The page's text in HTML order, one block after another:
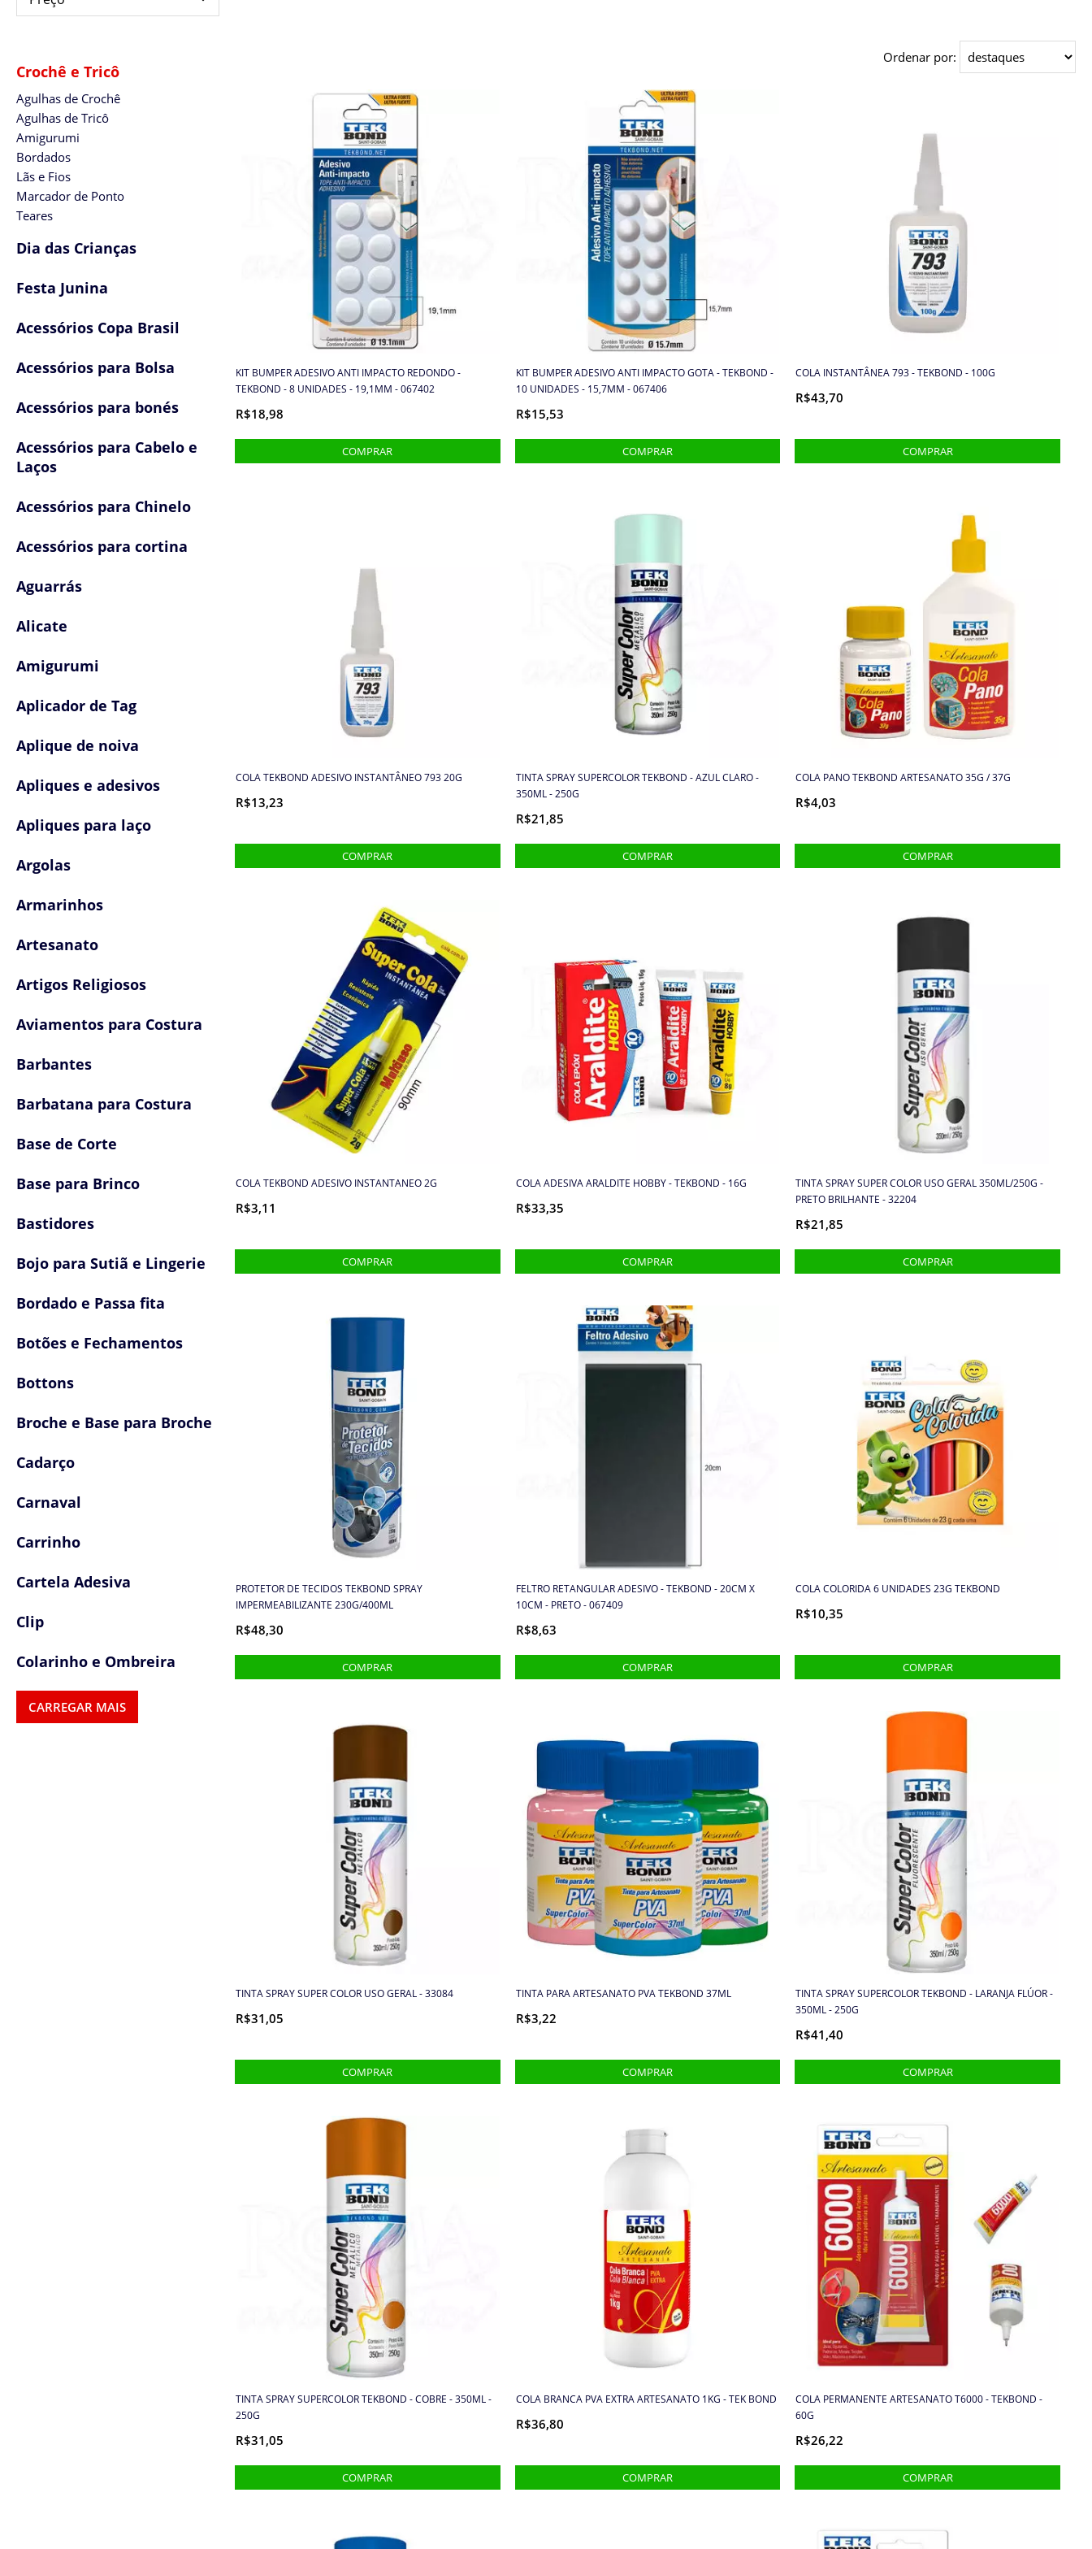
Crochê e Tricô
Agulhas de Crochê
Agulhas de Tricô
Amigurumi
Bordados
Lãs e Fios
Marcador de Ponto
Teares
Dia das Crianças
Festa Junina
Acessórios Copa Brasil
Acessórios para Bolsa
Acessórios para bonés
Acessórios para Cabelo e
Laços
Acessórios para Chinelo
Acessórios para cortina
Aguarrás
Alicate
Amigurumi
Aplicador de Tag
Aplique de noiva
Apliques e adesivos
Apliques para laço
Argolas
Armarinhos
Artesanato
Artigos Religiosos
Aviamentos para Costura
Barbantes
Barbatana para Costura
Base de Corte
Base para Brinco
Bastidores
Bojo para Sutiã e Lingerie
Bordado e Passa fita
Botões e Fechamentos
Bottons
Broche e Base para Broche
Cadarço
Carnaval
Carrinho
Cartela Adesiva
Clip
Colarinho e Ombreira
Colas e Adesivos
CARREGAR MAIS
Ordenar por:
KIT BUMPER ADESIVO ANTI IMPACTO REDONDO -
TEKBOND - 8 UNIDADES - 19,1MM - 067402
R$18,98
KIT BUMPER ADESIVO ANTI IMPACTO GOTA - TEKBOND -
10 UNIDADES - 15,7MM - 067406
R$15,53
COLA INSTANTÂNEA 793 - TEKBOND - 100G
R$43,70
COLA TEKBOND ADESIVO INSTANTÂNEO 793 20G
R$13,23
TINTA SPRAY SUPERCOLOR TEKBOND - AZUL CLARO -
350ML - 250G
R$21,85
COLA PANO TEKBOND ARTESANATO 35G / 37G
R$4,03
COLA TEKBOND ADESIVO INSTANTANEO 2G
R$3,11
COLA ADESIVA ARALDITE HOBBY - TEKBOND - 16G
R$33,35
TINTA SPRAY SUPER COLOR USO GERAL 350ML/250G -
PRETO BRILHANTE - 32204
R$21,85
PROTETOR DE TECIDOS TEKBOND SPRAY
IMPERMEABILIZANTE 230G/400ML
R$48,30
FELTRO RETANGULAR ADESIVO - TEKBOND - 20CM X
10CM - PRETO - 067409
R$8,63
COLA COLORIDA 6 UNIDADES 23G TEKBOND
R$10,35
TINTA SPRAY SUPER COLOR USO GERAL - 33084
R$31,05
TINTA PARA ARTESANATO PVA TEKBOND 37ML
R$3,22
TINTA SPRAY SUPERCOLOR TEKBOND - LARANJA FLÚOR -
350ML - 250G
R$41,40
TINTA SPRAY SUPERCOLOR TEKBOND - COBRE - 350ML -
250G
R$31,05
COLA BRANCA PVA EXTRA ARTESANATO 1KG - TEK BOND
R$36,80
COLA PERMANENTE ARTESANATO T6000 - TEKBOND -
60G
R$26,22